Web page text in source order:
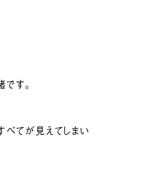
す。
べてが見えてしまい